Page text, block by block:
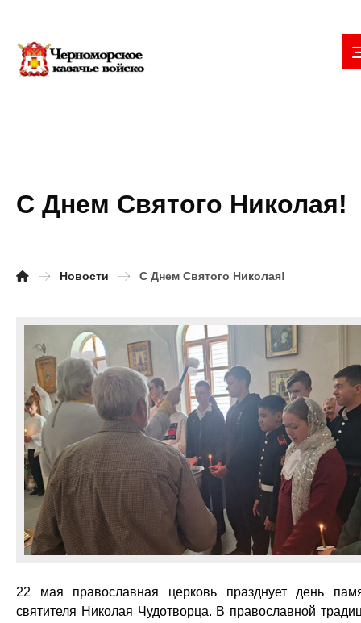
С Днем Святого Николая!
Новости С Днем Святого Николая!
22 мая православная церковь празднует день
святителя Николая Чудотворца. В православной